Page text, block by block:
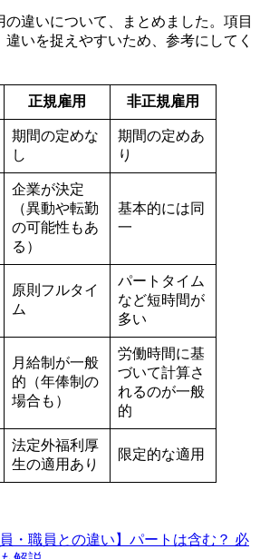
違いについて、まとめました。項目
いを捉えやすいため、参考にしてく
正規雇用 非正規雇用
期間の定めな
し
期間の定めあ
り
企業が決定
（異動や転勤
の可能性もあ
る）
基本的には同
一
原則フルタイ
ム
パートタイム
など短時間が
多い
月給制が一般
的（年俸制の
場合も）
労働時間に基
づいて計算さ
れるのが一般
的
法定外福利厚
生の適用あり
限定的な適用
・職員との違い】パートは含む？ 必